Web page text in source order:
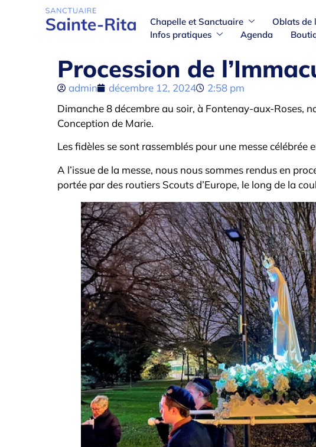
Chapelle et Sanctuaire Oblats de
Infos pratiques
Agenda
Procession de
admin décembre 12, 2024
2:58 pm
Dimanche 8 décembre au soir, à Fontenay-aux-Roses,
Conception de Marie.
Les fidèles se sont rassemblés pour une messe célébrée
A l’issue de la messe, nous nous sommes rendus en
portée par des routiers Scouts d’Europe, le long de la